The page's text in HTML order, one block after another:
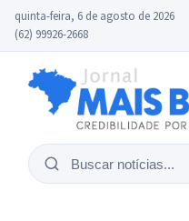
quinta-feira, 6 de agosto de 2026
(62) 99926-2668
Buscar